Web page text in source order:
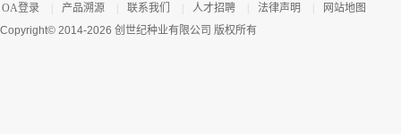
OA登录 产品溯源 联系我们 人才招聘 法律声明
网站地图
Copyright© 2014-2026 创世纪种业有限公司 版权所有